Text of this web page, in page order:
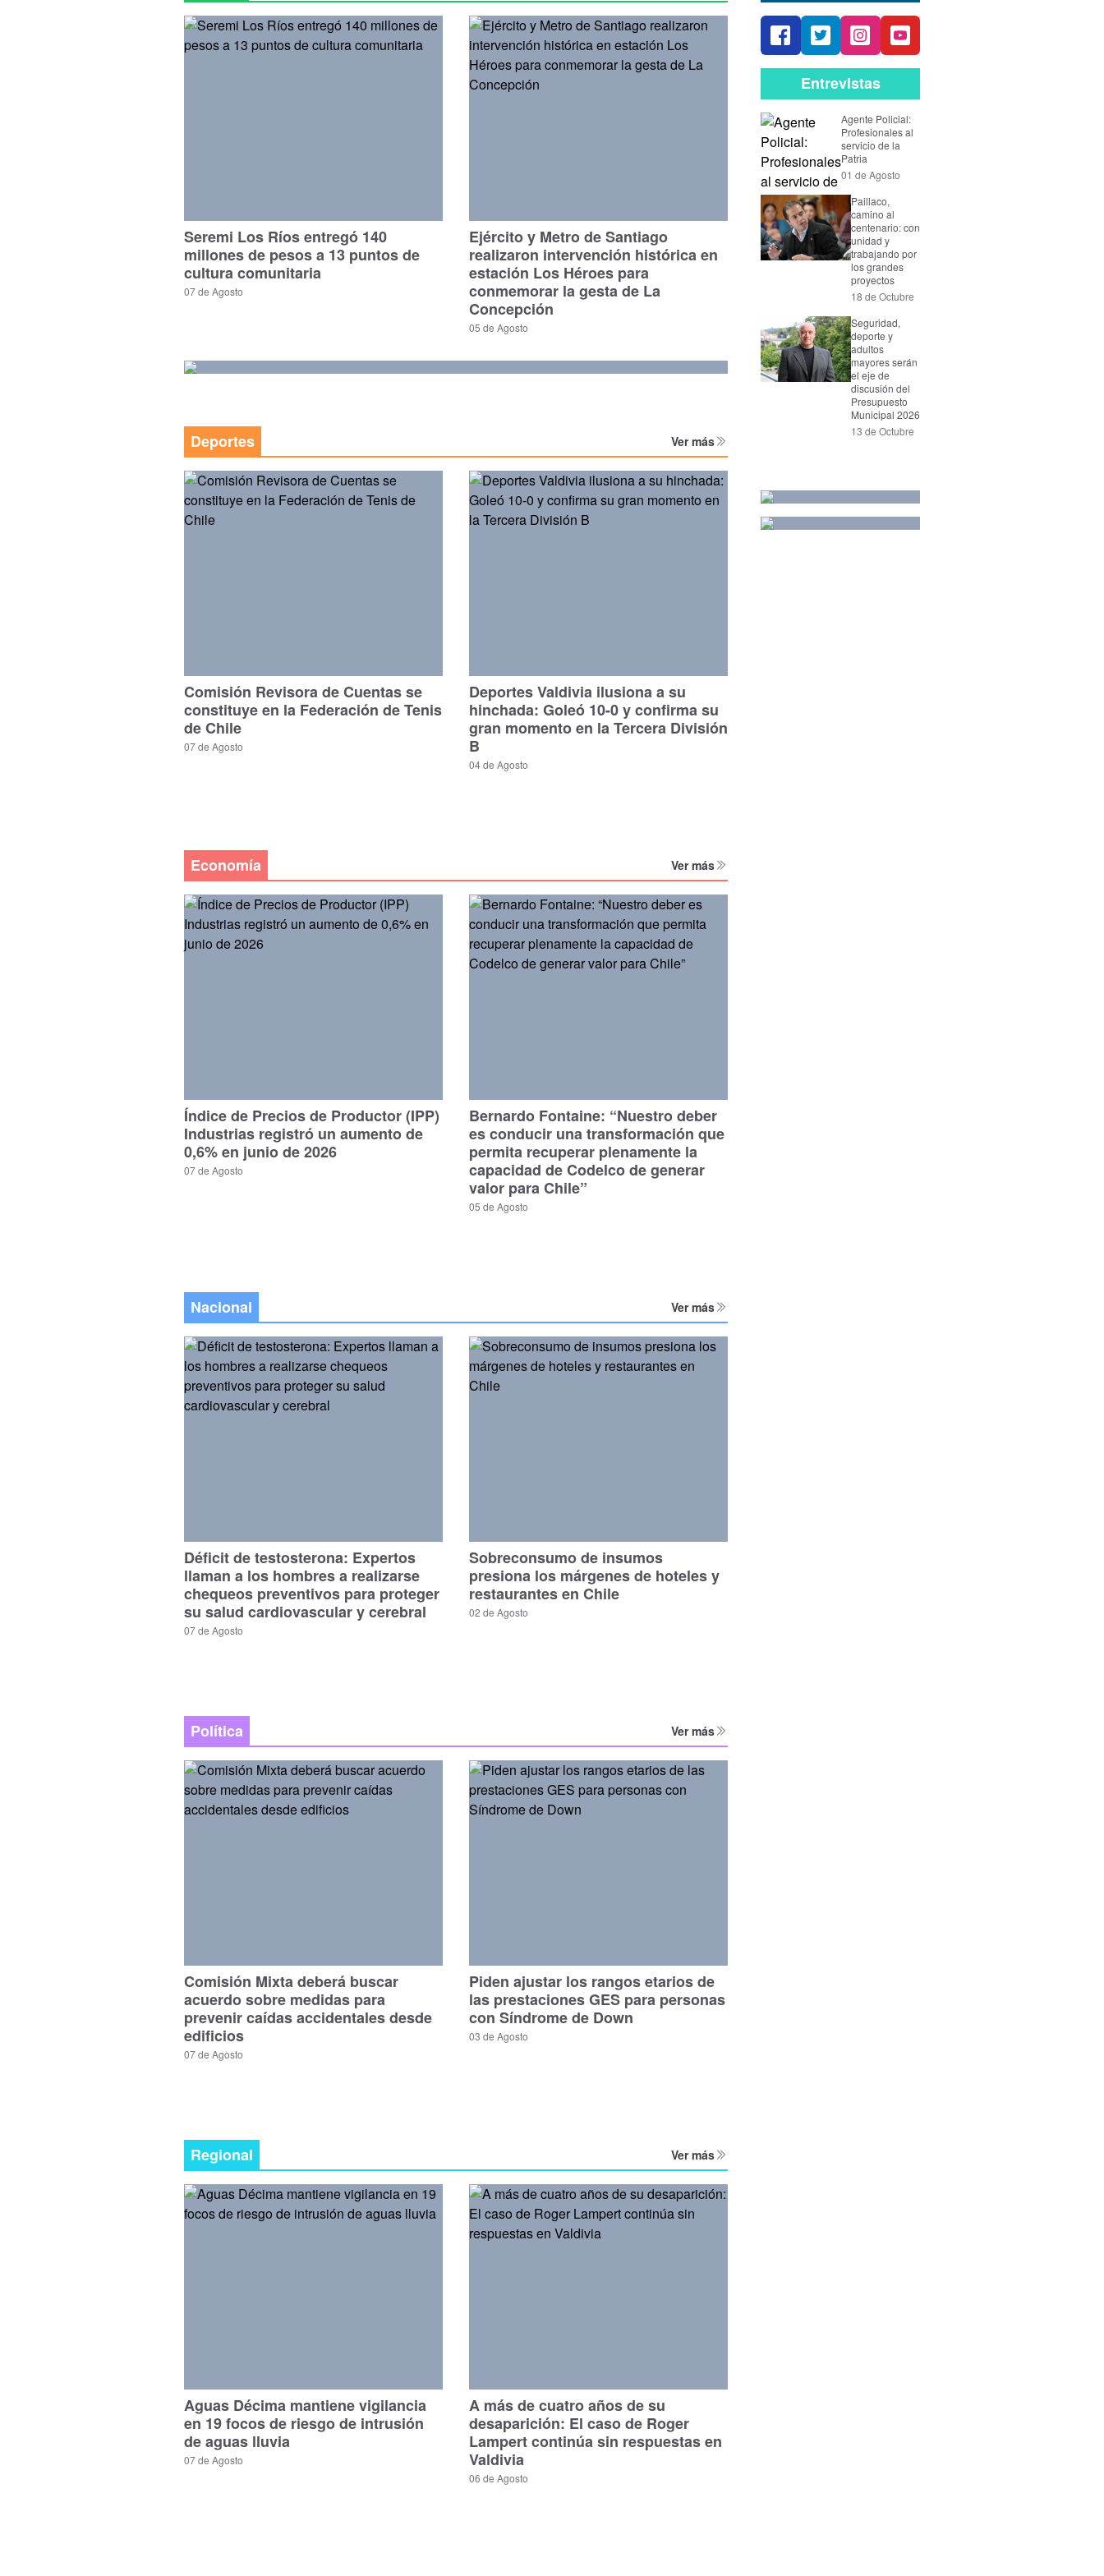
Seremi Los Ríos entregó 140
millones de pesos a 13 puntos de
cultura comunitaria
07 de Agosto
Ejército y Metro de Santiago
realizaron intervención histórica en
estación Los Héroes para
conmemorar la gesta de La
Concepción
05 de Agosto
Deportes Ver más
Comisión Revisora de Cuentas se
constituye en la Federación de Tenis
de Chile
07 de Agosto
Deportes Valdivia ilusiona a su
hinchada: Goleó 10-0 y confirma su
gran momento en la Tercera División
B
04 de Agosto
Economía Ver más
Índice de Precios de Productor (IPP)
Industrias registró un aumento de
0,6% en junio de 2026
07 de Agosto
Bernardo Fontaine: “Nuestro deber
es conducir una transformación que
permita recuperar plenamente la
capacidad de Codelco de generar
valor para Chile”
05 de Agosto
Nacional Ver más
Déficit de testosterona: Expertos
llaman a los hombres a realizarse
chequeos preventivos para proteger
su salud cardiovascular y cerebral
07 de Agosto
Sobreconsumo de insumos
presiona los márgenes de hoteles y
restaurantes en Chile
02 de Agosto
Política Ver más
Comisión Mixta deberá buscar
acuerdo sobre medidas para
prevenir caídas accidentales desde
edificios
07 de Agosto
Piden ajustar los rangos etarios de
las prestaciones GES para personas
con Síndrome de Down
03 de Agosto
Regional Ver más
Aguas Décima mantiene vigilancia
en 19 focos de riesgo de intrusión
de aguas lluvia
07 de Agosto
A más de cuatro años de su
desaparición: El caso de Roger
Lampert continúa sin respuestas en
Valdivia
06 de Agosto
Entrevistas
Agente Policial:
Profesionales al
servicio de la
Patria
01 de Agosto
Paillaco,
camino al
centenario: con
unidad y
trabajando por
los grandes
proyectos
18 de Octubre
Seguridad,
deporte y
adultos
mayores serán
el eje de
discusión del
Presupuesto
Municipal 2026
13 de Octubre